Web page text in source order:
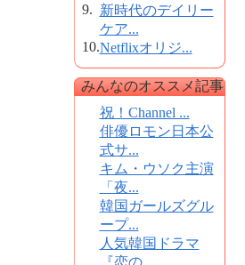
9. 新時代のデイリー
ケア...
10.Netflixオリジ...
みんなのオススメ記事
祝！Channel ...
俳優ロモン日本公
式サ...
キム・ウソク主演
「夜...
韓国ガールズグル
ープ...
人気韓国ドラマ
『恋の...